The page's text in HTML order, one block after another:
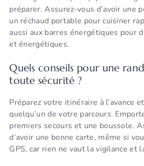
préparer. Assurez-vous d’avoir une
un réchaud portable pour cuisiner
aussi aux barres énergétiques pour
et énergétiques.
Quels conseils pour une
toute sécurité ?
Préparez votre itinéraire à l’avance
quelqu’un de votre parcours.
premiers secours et une boussole.
d’avoir une bonne carte, même si
GPS, car rien ne vaut la vigilance et